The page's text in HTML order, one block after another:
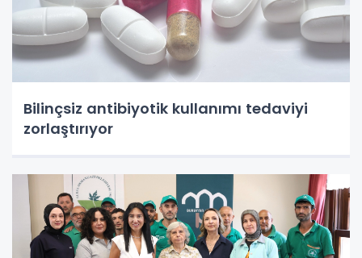
Bilinçsiz antibiyotik kullanımı tedaviyi
zorlaştırıyor